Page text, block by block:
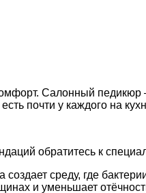
Салонный
почти у каждого на
обратитесь к
создает среду, где
и уменьшает